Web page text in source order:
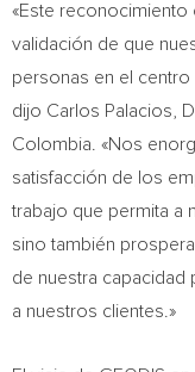
«Este reconocimiento
validación de que
personas en el
dijo Carlos Palacios ,
Colombia . «Nos
satisfacción de los
trabajo que permita a
sino también
de nuestra capacidad
a nuestros clientes.»